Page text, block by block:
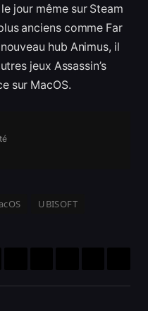
jour même sur Steam
anciens comme Far
hub Animus, il
jeux Assassin’s
sur MacOS.
UBISOFT